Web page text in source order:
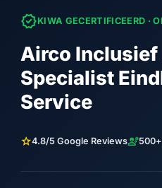
verifiedKIWA GECERTIFICEERD ·
Airco Inclusief
Specialist
Service
star4.8/5 Google Reviewsengineering